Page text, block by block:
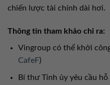
chiến lược tài chính dài hơi.
Thông tin tham khảo chỉ ra:
Vingroup có thể khởi
CafeF)
Bí thư Tỉnh ủy yêu cầu